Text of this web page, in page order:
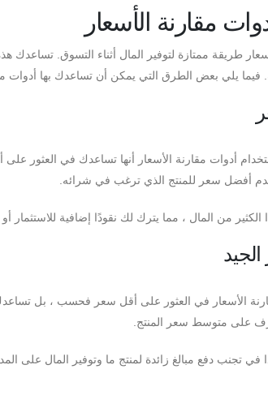
مقارنة الأسعار
طريقة ممتازة لتوفير المال أثناء التسوق.
فيما يلي بعض الطرق التي يمكن أن تساعدك بها أدوات
أدوات مقارنة الأسعار أنها تساعدك في العثور
أفضل سعر للمنتج الذي ترغب في شرائه.
من المال ، مما يترك لك نقودًا إضافية للاستثمار أو
الأسعار في العثور على أقل سعر فحسب ، بل
على متوسط ​​سعر المنتج.
تجنب دفع مبالغ زائدة لمنتج ما وتوفير المال على